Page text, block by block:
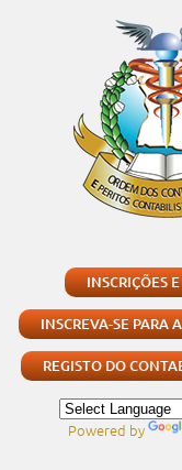
INSCRIÇÕES
INSCREVA-SE PARA
REGISTO DO
Powered by